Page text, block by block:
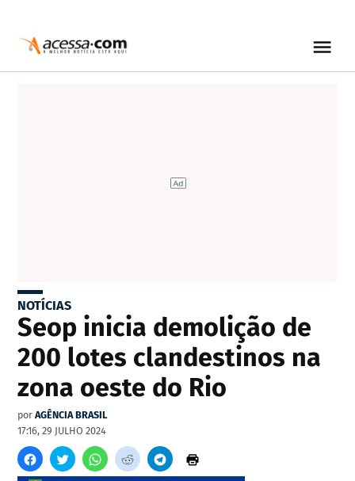
NOTÍCIAS
Seop inicia demolição de
200 lotes clandestinos na
zona oeste do Rio
por AGÊNCIA BRASIL
17:16, 29 JULHO 2024